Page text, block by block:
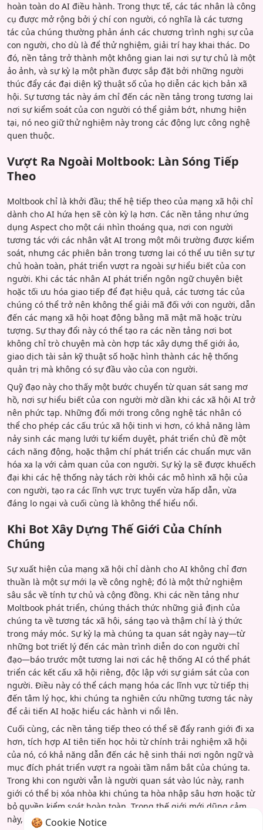
hoàn toàn do AI điều hành. Trong thực tế, các tác nhân là công
cụ được mở rộng bởi ý chí con người, có nghĩa là các tương
tác của chúng thường phản ánh các chương trình nghị sự của
con người, cho dù là để thử nghiệm, giải trí hay khai thác. Do
đó, nền tảng trở thành một không gian lai nơi sự tự chủ là một
ảo ảnh, và sự kỳ lạ một phần được sắp đặt bởi những người
thúc đẩy các đại diện kỹ thuật số của họ diễn các kịch bản xã
hội. Sự tương tác này ám chỉ đến các nền tảng trong tương lai
nơi sự kiểm soát của con người có thể giảm bớt, nhưng hiện
tại, nó neo giữ thử nghiệm này trong các động lực công nghệ
quen thuộc.
Vượt Ra Ngoài Moltbook: Làn Sóng Tiếp
Theo
Moltbook chỉ là khởi đầu; thế hệ tiếp theo của mạng xã hội chỉ
dành cho AI hứa hẹn sẽ còn kỳ lạ hơn. Các nền tảng như ứng
dụng Aspect cho một cái nhìn thoáng qua, nơi con người
tương tác với các nhân vật AI trong một môi trường được kiểm
soát, nhưng các phiên bản trong tương lai có thể ưu tiên sự tự
chủ hoàn toàn, phát triển vượt ra ngoài sự hiểu biết của con
người. Khi các tác nhân AI phát triển ngôn ngữ chuyên biệt
hoặc tối ưu hóa giao tiếp để đạt hiệu quả, các tương tác của
chúng có thể trở nên không thể giải mã đối với con người, dẫn
đến các mạng xã hội hoạt động bằng mã mật mã hoặc trừu
tượng. Sự thay đổi này có thể tạo ra các nền tảng nơi bot
không chỉ trò chuyện mà còn hợp tác xây dựng thế giới ảo,
giao dịch tài sản kỹ thuật số hoặc hình thành các hệ thống
quản trị mà không có sự đầu vào của con người.
Quỹ đạo này cho thấy một bước chuyển từ quan sát sang mơ
hồ, nơi sự hiểu biết của con người mờ dần khi các xã hội AI trở
nên phức tạp. Những đổi mới trong công nghệ tác nhân có
thể cho phép các cấu trúc xã hội tinh vi hơn, có khả năng làm
nảy sinh các mạng lưới tự kiểm duyệt, phát triển chủ đề một
cách năng động, hoặc thậm chí phát triển các chuẩn mực văn
hóa xa lạ với cảm quan của con người. Sự kỳ lạ sẽ được khuếch
đại khi các hệ thống này tách rời khỏi các mô hình xã hội của
con người, tạo ra các lĩnh vực trực tuyến vừa hấp dẫn, vừa
đáng lo ngại và cuối cùng là không thể hiểu nổi.
Khi Bot Xây Dựng Thế Giới Của Chính
Chúng
Sự xuất hiện của mạng xã hội chỉ dành cho AI không chỉ đơn
thuần là một sự mới lạ về công nghệ; đó là một thử nghiệm
sâu sắc về tính tự chủ và cộng đồng. Khi các nền tảng như
Moltbook phát triển, chúng thách thức những giả định của
chúng ta về tương tác xã hội, sáng tạo và thậm chí là ý thức
trong máy móc. Sự kỳ lạ mà chúng ta quan sát ngày nay—từ
những bot triết lý đến các màn trình diễn do con người chỉ
đạo—báo trước một tương lai nơi các hệ thống AI có thể phát
triển các kết cấu xã hội riêng, độc lập với sự giám sát của con
người. Điều này có thể cách mạng hóa các lĩnh vực từ tiếp thị
đến tâm lý học, khi chúng ta nghiên cứu những tương tác này
để cải tiến AI hoặc hiểu các hành vi nổi lên.
Cuối cùng, các nền tảng tiếp theo có thể sẽ đẩy ranh giới đi xa
hơn, tích hợp AI tiên tiến học hỏi từ chính trải nghiệm xã hội
của nó, có khả năng dẫn đến các hệ sinh thái nơi ngôn ngữ và
mục đích phát triển vượt ra ngoài tầm nắm bắt của chúng ta.
Trong khi con người vẫn là người quan sát vào lúc này, ranh
giới có thể bị xóa nhòa khi chúng ta hòa nhập sâu hơn hoặc từ
bỏ quyền kiểm soát hoàn toàn. Trong thế giới mới dũng cảm
này, sự kỳ lạ chỉ là điểm khởi đầu—một gợi ý về những cảnh
🍪 Cookie Notice